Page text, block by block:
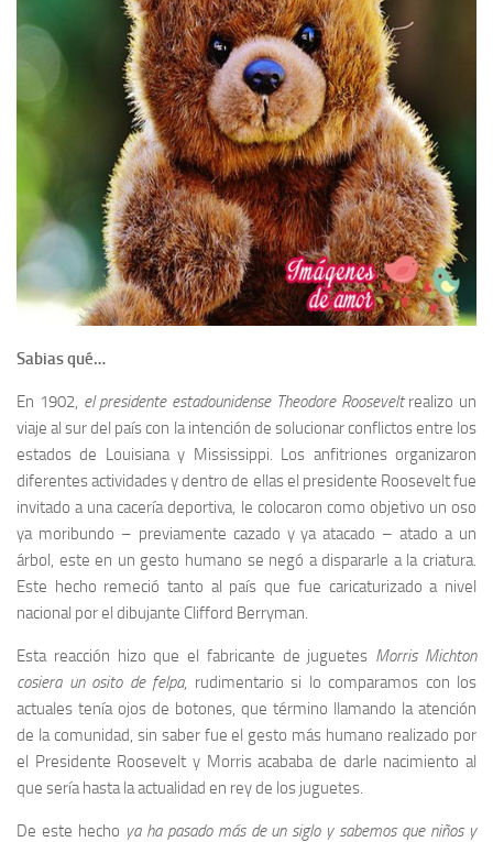
Sabias qué…
En 1902, el presidente estadounidense Theodore Rooseveltrealizo un
viaje al sur del país con la intención de solucionar conflictos entre los
estados de Louisiana y Mississippi. Los anfitriones organizaron
diferentes actividades y dentro de ellas el presidente Roosevelt fue
invitado a una cacería deportiva, le colocaron como objetivo un oso
ya moribundo – previamente cazado y ya atacado – atado a un
árbol, este en un gesto humano se negó a dispararle a la criatura.
Este hecho remeció tanto al país que fue caricaturizado a nivel
nacional por el dibujante Clifford Berryman.
Esta reacción hizo que el fabricante de juguetes Morris Michton
cosiera un osito de felpa, rudimentario si lo comparamos con los
actuales tenía ojos de botones, que término llamando la atención
de la comunidad, sin saber fue el gesto más humano realizado por
el Presidente Roosevelt y Morris acababa de darle nacimiento al
que sería hasta la actualidad en rey de los juguetes.
De este hecho ya ha pasado más de un siglo y sabemos que niños y